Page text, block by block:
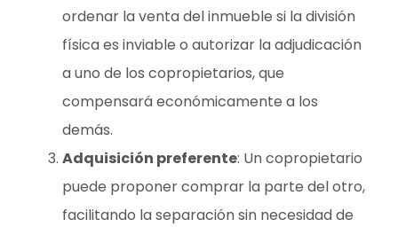
ordenar la venta del inmueble si la división
física es inviable o autorizar la adjudicación
a uno de los copropietarios, que
compensará económicamente a los
demás.
Adquisición preferente: Un copropietario
puede proponer comprar la parte del otro,
facilitando la separación sin necesidad de